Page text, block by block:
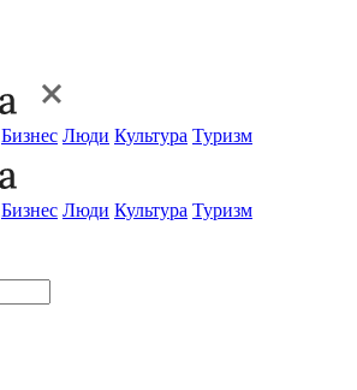
Бизнес Люди Культура Туризм
Бизнес Люди Культура Туризм